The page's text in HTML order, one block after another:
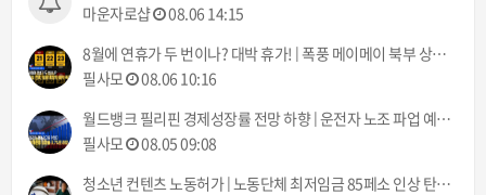
마운자로샵
08.06 14:15
8월에 연휴가 두 번이나? 대박 휴가! | 폭풍 메이메이 북부 상륙 | 필리핀동포방송 | 필리핀한인방송 | 필리핀뉴스룸
필사모
08.06 10:16
월드뱅크 필리핀 경제성장률 전망 하향 | 운전자 노조 파업 예고 8월 10일부터 | 필리핀동포방송 | 필리핀한인방송 | 필리핀뉴스룸
필사모
08.05 09:08
청소년 컨텐츠 노동허가 | 노동단체 최저임금 85페소 인상 탄원서 제출 | 필리핀동포방송 | 필리핀한인방송 | 필리핀뉴스룸